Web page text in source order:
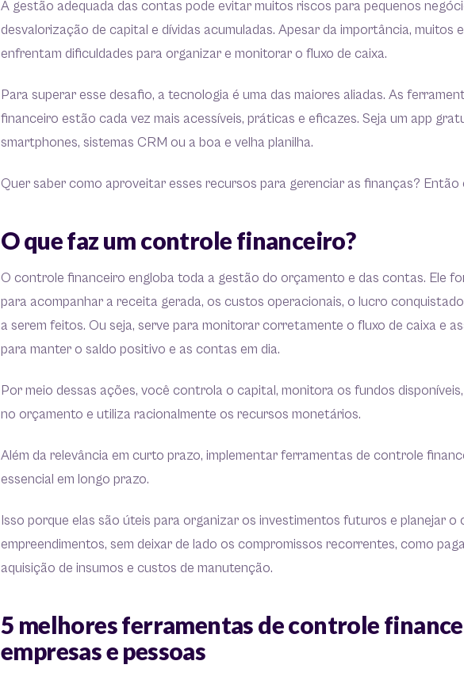
A gestão adequada das contas pode evitar muitos riscos para pequenos
desvalorização de capital e dívidas acumuladas. Apesar da importância, muitos
enfrentam dificuldades para organizar e monitorar o fluxo de caixa.
Para superar esse desafio, a tecnologia é uma das maiores aliadas. As
financeiro estão cada vez mais acessíveis, práticas e eficazes. Seja um app
smartphones, sistemas CRM ou a boa e velha planilha.
Quer saber como aproveitar esses recursos para gerenciar as finanças? Então
O que faz um controle financeiro?
O controle financeiro engloba toda a gestão do orçamento e das contas. Ele
para acompanhar a receita gerada, os custos operacionais, o lucro
a serem feitos. Ou seja, serve para monitorar corretamente o fluxo de caixa e
para manter o saldo positivo e as contas em dia.
Por meio dessas ações, você controla o capital, monitora os fundos
no orçamento e utiliza racionalmente os recursos monetários.
Além da relevância em curto prazo, implementar ferramentas de controle
essencial em longo prazo.
Isso porque elas são úteis para organizar os investimentos futuros e planejar o
empreendimentos, sem deixar de lado os compromissos recorrentes, como
aquisição de insumos e custos de manutenção.
5 melhores ferramentas de controle
empresas e pessoas